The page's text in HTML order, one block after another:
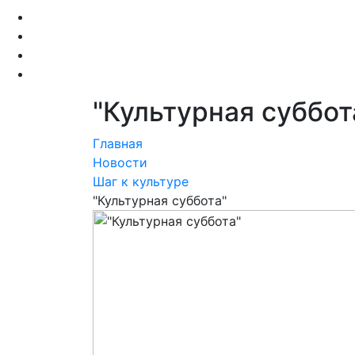
"Культурная
Главная
Новости
Шаг к культуре
"Культурная суббота"